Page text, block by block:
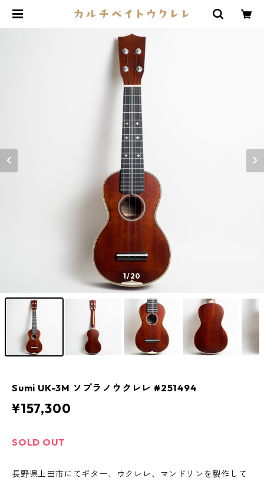
1/20
Sumi UK-3M ソプラノウクレレ #251494
¥157,300
SOLD OUT
長野県上田市にてギター、ウクレレ、マンドリンを製作して